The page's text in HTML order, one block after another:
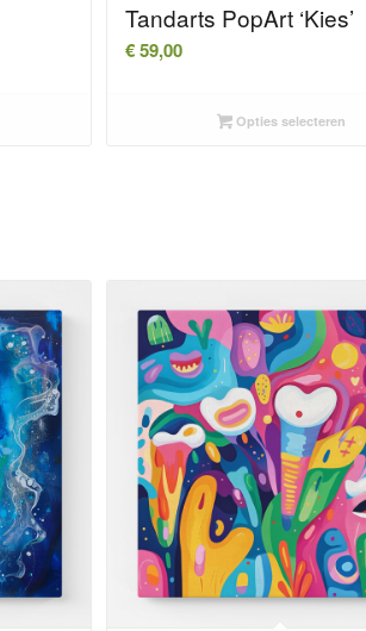
Tandarts PopArt ‘Kies’
€59,00
Opties selecteren